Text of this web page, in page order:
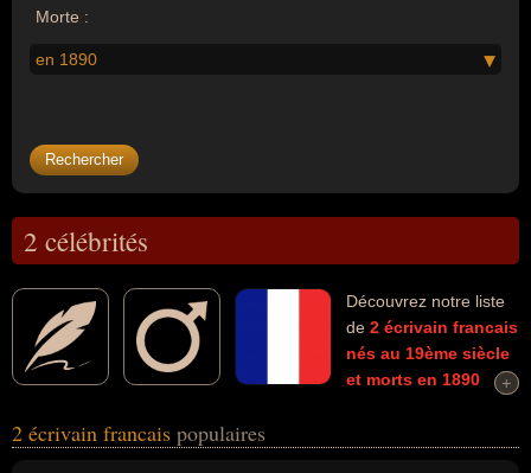
Morte :
en 1890
2 célébrités
Découvrez notre liste
de 2 écrivain francais
nés au 19ème siècle
et morts en 1890
personnalités (de sexe masculin) peuvent avoir des liens variés
+
+
2 écrivain francais populaires